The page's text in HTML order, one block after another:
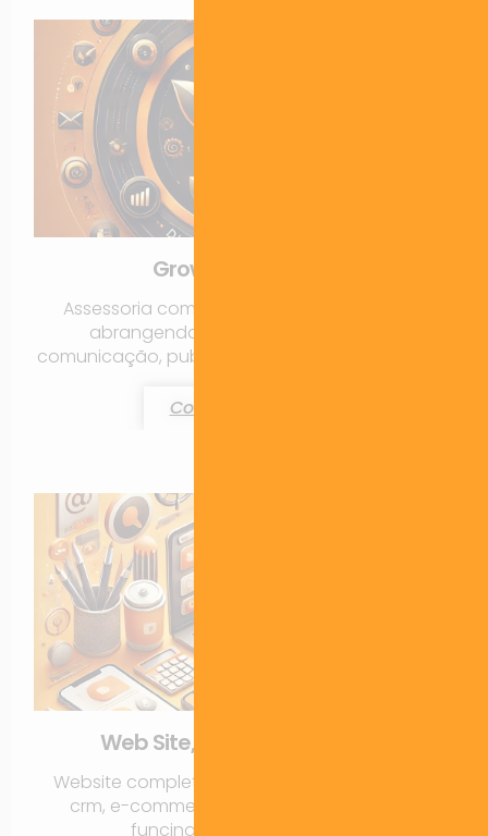
Growth Marketing
Assessoria completa de Growth Marketing,
abrangendo tráfego, mídias sociais,
comunicação, publicidade, site, CRM e branding.
Contratar Agora!
Web Site, CRM, E-commerce
Website completo integrado a redes sociais,
crm, e-commerce, entre outras possíveis
funcinalidades e recursos..